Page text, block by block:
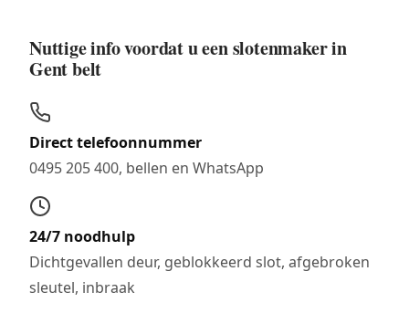
Nuttige info voordat u een slotenmaker in
Gent belt
Direct telefoonnummer
0495 205 400, bellen en WhatsApp
24/7 noodhulp
Dichtgevallen deur, geblokkeerd slot, afgebroken
sleutel, inbraak